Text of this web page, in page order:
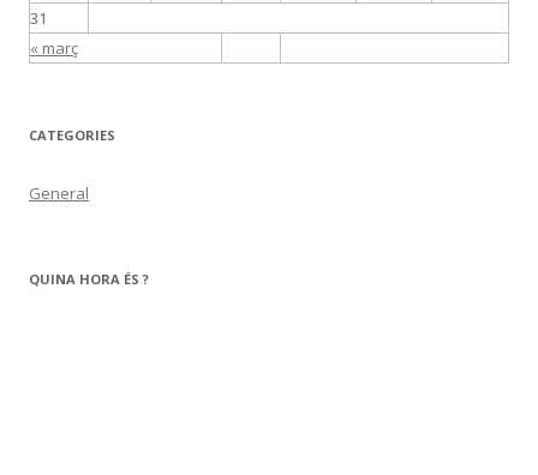
« març
31
CATEGORIES
General
QUINA HORA ÉS ?